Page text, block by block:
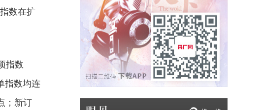
数在扩
指数
指数均连
；新订